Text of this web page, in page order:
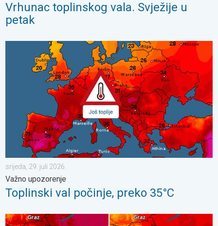
Vrhunac toplinskog vala. Svježije u
petak
Toplinski val počinje, preko 35°C. Važno upozorenje. . .
srijeda, 29. juli 2026.
Važno upozorenje
Toplinski val počinje, preko 35°C
Bliži se osvježenje s pljuskovima. Četvrtak vrlo vruć. . .